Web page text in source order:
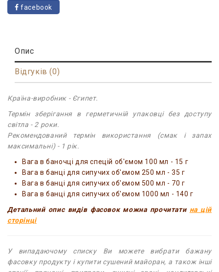
facebook
Опис
Відгуків (0)
Країна-виробник - Єгипет.
Термін зберігання в герметичній упаковці без доступу
світла - 2 роки.
Рекомендований термін використання (смак і запах
максимальні) - 1 рік.
Вага в баночці для спецій об'ємом 100 мл - 15 г
Вага в банці для сипучих об'ємом 250 мл - 35 г
Вага в банці для сипучих об'ємом 500 мл - 70 г
Вага в банці для сипучих об'ємом 1000 мл - 140 г
Детальний опис видів фасовок можна прочитати на цій
сторінці
У випадаючому списку Ви можете вибрати бажану
фасовку продукту і купити сушений майоран, а також інші